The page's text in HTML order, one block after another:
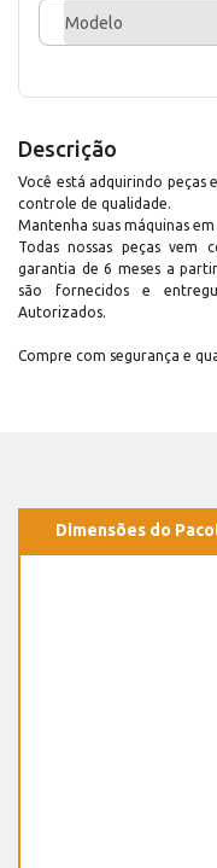
Modelo
Descrição
Você está adquirindo peças
controle de qualidade.
Mantenha suas máquinas
Todas nossas peças vem
garantia de 6 meses a
são fornecidos e
Autorizados.
Compre com segurança e
Dimensões do